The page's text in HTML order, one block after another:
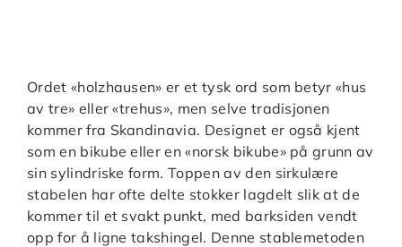
Ordet «holzhausen» er et tysk ord som betyr «hus
av tre» eller «trehus», men selve tradisjonen
kommer fra Skandinavia. Designet er også kjent
som en bikube eller en «norsk bikube» på grunn av
sin sylindriske form. Toppen av den sirkulære
stabelen har ofte delte stokker lagdelt slik at de
kommer til et svakt punkt, med barksiden vendt
opp for å ligne takshingel. Denne stablemetoden